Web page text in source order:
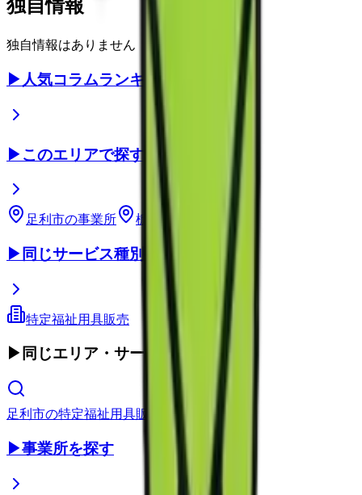
独自情報
独自情報はありません
▶ 人気コラムランキング
▶このエリアで探す
足利市の事業所 栃木県
▶ 同じサービス種別
特定福祉用具販売
▶ 同じエリア・サービス種別
足利市の特定福祉用具販売
▶事業所を探す